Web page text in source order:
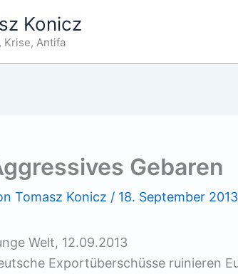
Konicz
Krise, Antifa
Gebaren
Tomasz Konicz / 18. September 2013
Welt, 12.09.2013
Exportüberschüsse ruinieren